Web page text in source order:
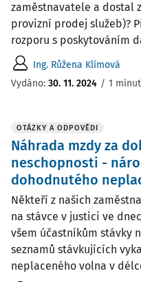
zaměstnavatele a dostal
provizní prodej služeb)?
rozporu s poskytováním
Ing. Růžena Klímová
Vydáno: 30. 11. 2024 / 1
OTÁZKY A ODPOVĚDI
Náhrada mzdy za
neschopnosti -
dohodnutého
Někteří z našich
na stávce v justici ve
všem účastníkům stávky
seznamů stávkujících
neplaceného volna v